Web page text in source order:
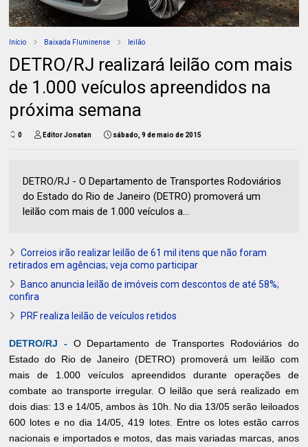
Início Baixada Fluminense leilão
DETRO/RJ realizará leilão com mais
de 1.000 veículos apreendidos na
próxima semana
0 Editor Jonatan sábado, 9 de maio de 2015
DETRO/RJ - O Departamento de Transportes Rodoviários
do Estado do Rio de Janeiro (DETRO) promoverá um
leilão com mais de 1.000 veículos a...
Correios irão realizar leilão de 61 mil itens que não foram
retirados em agências; veja como participar
Banco anuncia leilão de imóveis com descontos de até 58%;
confira
PRF realiza leilão de veículos retidos
DETRO/RJ - O Departamento de Transportes Rodoviários do
Estado do Rio de Janeiro (DETRO) promoverá um leilão com
mais de 1.000 veículos apreendidos durante operações de
combate ao transporte irregular. O leilão que será realizado em
dois dias: 13 e 14/05, ambos às 10h. No dia 13/05 serão leiloados
600 lotes e no dia 14/05, 419 lotes. Entre os lotes estão carros
nacionais e importados e motos, das mais variadas marcas, anos